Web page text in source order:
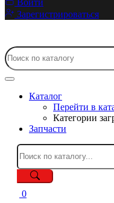
Зарегистрироваться
Каталог
Перейти в
Категории
Запчасти
0